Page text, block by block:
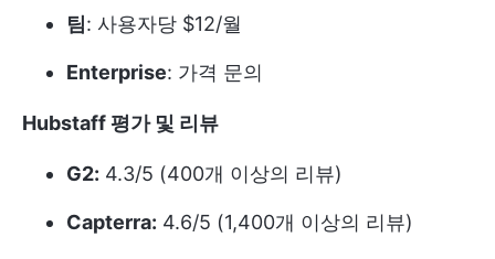
팀: 사용자당 $12/월
Enterprise: 가격 문의
Hubstaff 평가 및 리뷰
G2: 4.3/5 (400개 이상의 리뷰)
Capterra: 4.6/5 (1,400개 이상의 리뷰)